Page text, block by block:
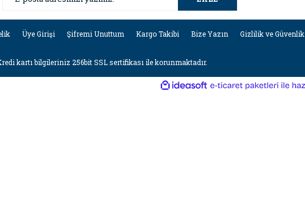
Üye Girişi Şifremi Unuttum Kargo Takibi Bize Yazın Gizlilik ve Güvenlik
kartı bilgileriniz 256bit SSL sertifikası ile korunmaktadır.
ideasoft
e-